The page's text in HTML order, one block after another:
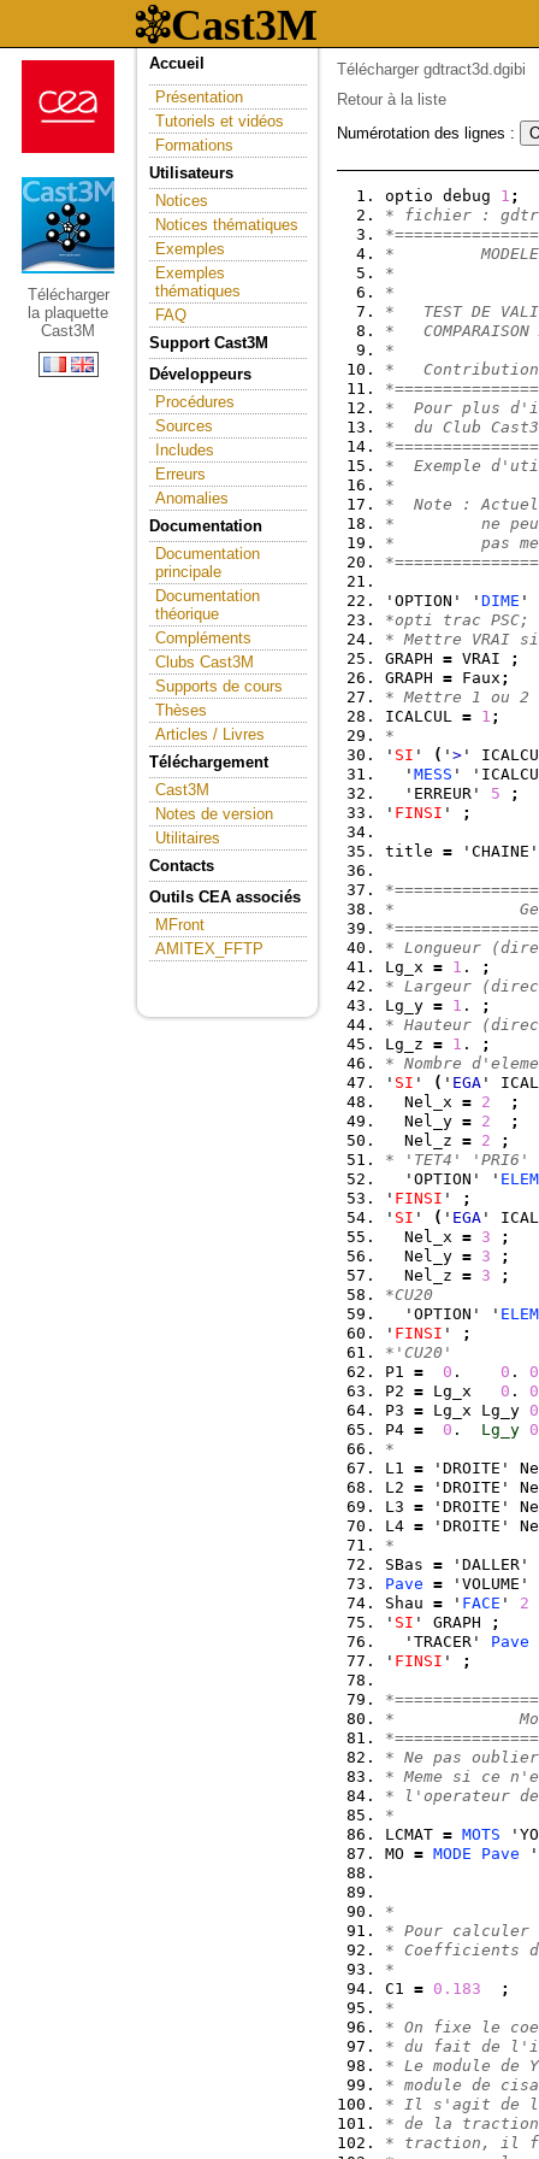
Télécharger
la plaquette
Cast3M
Accueil
Présentation
Tutoriels et vidéos
Formations
Utilisateurs
Notices
Notices thématiques
Exemples
Exemples
thématiques
FAQ
Support Cast3M
Développeurs
Procédures
Sources
Includes
Erreurs
Anomalies
Documentation
Documentation
principale
Documentation
théorique
Compléments
Clubs Cast3M
Supports de cours
Thèses
Articles / Livres
Téléchargement
Cast3M
Notes de version
Utilitaires
Contacts
Outils CEA associés
MFront
AMITEX_FFTP
Télécharger gdtract3d.dgibi
Retour à la liste
Numérotation des lignes :
optio debug 1 ;
* fichier :
*         MODELE
*
*
*   TEST DE
*
*
*   Contribution
*  Pour plus
*  du Club
*  Exemple
*
*  Note :
*         ne peut
*         pas
'OPTION' ' DIME '
*opti trac PSC;
* Mettre VRAI
GRAPH = VRAI
;
GRAPH = Faux ;
* Mettre 1 ou 2
ICALCUL = 1 ;
*
' SI ' ( ' > '
  '
MESS '
  'ERREUR'
5
;
' FINSI ' ;
title = 'CHAINE'
*
* Longueur
Lg_x = 1 .
;
* Largeur
Lg_y = 1 .
;
* Hauteur
Lg_z = 1 .
;
* Nombre
' SI ' ( ' EGA '
  Nel_x
= 2
;
  Nel_y
= 2
;
  Nel_z
= 2
;
* 'TET4' 'PRI6'
  'OPTION' '
ELEM
' FINSI '
;
' SI ' ( ' EGA '
  Nel_x
= 3
;
  Nel_y
= 3
;
  Nel_z
= 3
;
*CU20
  'OPTION' '
ELEM
' FINSI '
;
*'CU20'
P1 = 0 . 0 . 0
P2 = Lg_x 0 . 0
P3 = Lg_x Lg_y 0
P4 = 0 . Lg_y 0
*
L1 = 'DROITE'
L2 = 'DROITE'
L3 = 'DROITE'
L4 = 'DROITE'
*
SBas =
Pave =
Shau = ' FACE ' 2
' SI ' GRAPH
;
  'TRACER'
Pave
' FINSI ' ;
*
* Ne pas
* Meme si ce
* l'operateur de
*
LCMAT = MOTS
MO = MODE Pave
*
* Pour calculer
* Coefficients
*
C1 = 0.183 ;
*
* On fixe le
* du fait de
* Le module de
* module de
* Il s'agit de
* de la
* traction, il